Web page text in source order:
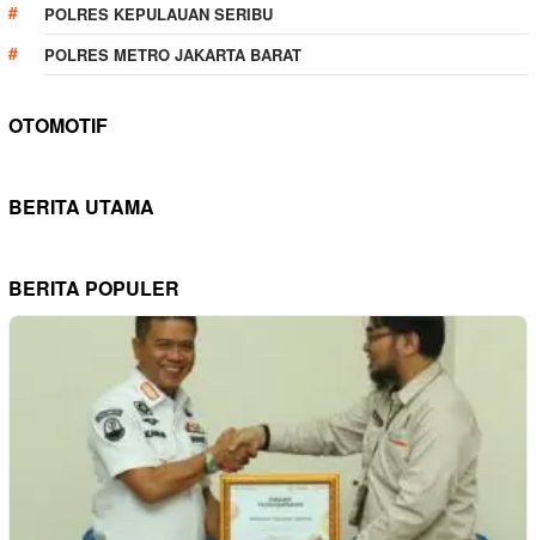
POLRES KEPULAUAN SERIBU
POLRES METRO JAKARTA BARAT
OTOMOTIF
BERITA UTAMA
BERITA POPULER